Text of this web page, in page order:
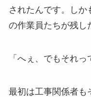
されたんです。し
の作業員たちが残し
「へぇ、でもそれっ
最初は工事関係者も